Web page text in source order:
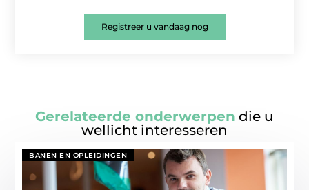
Registreer u vandaag nog
Gerelateerde onderwerpen die u
wellicht interesseren
BANEN EN OPLEIDINGEN